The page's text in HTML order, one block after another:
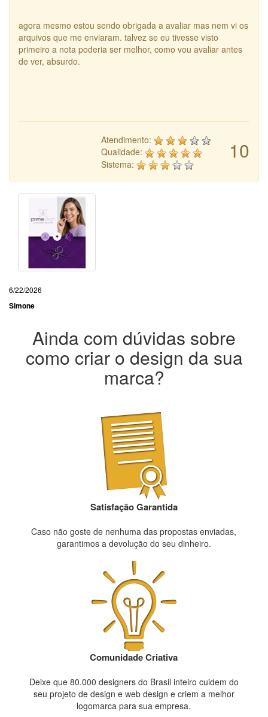
agora mesmo estou sendo obrigada a avaliar mas nem vi os
arquivos que me enviaram. talvez se eu tivesse visto
primeiro a nota poderia ser melhor, como vou avaliar antes
de ver, absurdo.
10
Atendimento:
Qualidade:
Sistema:
6/22/2026
Simone
Ainda com dúvidas sobre
como criar o design da sua
marca?
Satisfação Garantida
Caso não goste de nenhuma das propostas enviadas,
garantimos a devolução do seu dinheiro.
Comunidade Criativa
Deixe que 80.000 designers do Brasil inteiro cuidem do
seu projeto de design e web design e criem a melhor
logomarca para sua empresa.